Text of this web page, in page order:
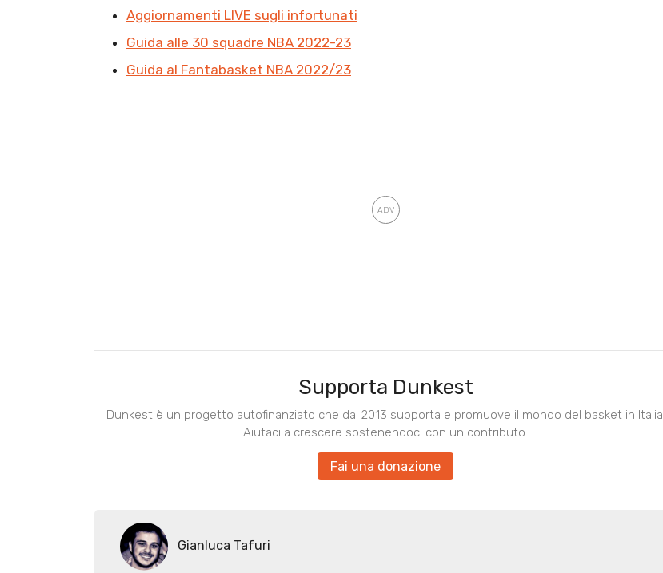
Aggiornamenti LIVE sugli infortunati
Guida alle 30 squadre NBA 2022-23
Guida al Fantabasket NBA 2022/23
Supporta Dunkest
Dunkest è un progetto autofinanziato che dal 2013 supporta e promuove il mondo del basket in Italia.
Aiutaci a crescere sostenendoci con un contributo.
Fai una donazione
Gianluca Tafuri